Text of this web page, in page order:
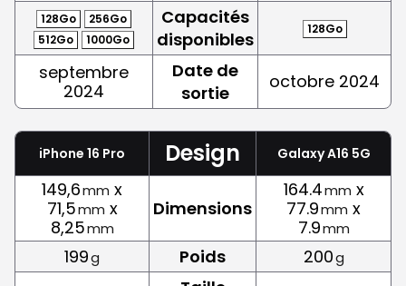
128Go
256Go
512Go
1000Go
Capacités
disponibles
128Go
septembre
2024
Date de
sortie
octobre 2024
iPhone 16 Pro Design Galaxy A16 5G
149,6mm x
71,5mm x
8,25mm
Dimensions
164.4mm x
77.9mm x
7.9mm
199g Poids 200g